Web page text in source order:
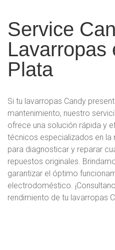
Service
Lavarropas
Plata
Si tu lavarropas Candy
mantenimiento, nuestro
ofrece una solución rápida y
técnicos especializados en la
para diagnosticar y reparar
repuestos originales.
garantizar el óptimo
electrodoméstico.
rendimiento de tu lavarropas